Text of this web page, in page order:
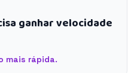
ganhar velocidade
mais rápida.